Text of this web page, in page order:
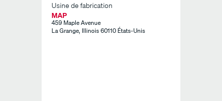
Usine de fabrication
MAP
459 Maple Avenue
La Grange, Illinois 60110 États-Unis